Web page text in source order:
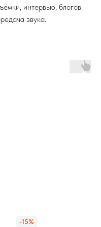
интервью, блогов.
звука.
-15%